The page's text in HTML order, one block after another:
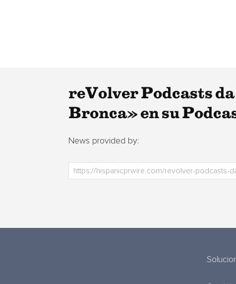
reVolver Podcasts
Bronca» en su
News provided by: